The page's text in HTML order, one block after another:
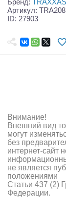
Квадрокоптеры
Конструкторы
Двигатели
Технические
Оптовая
Артикул:
ID: 27903
Внимание!
Внешний вид
могут
без
интернет-сайт
не является
положениями
Статьи 437 (2)
Федерации.